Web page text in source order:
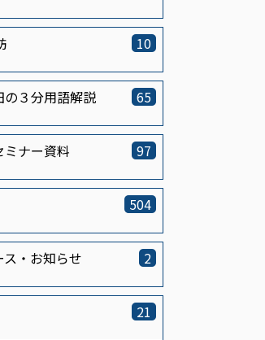
10
の３分用語解説 65
ナー資料 97
504
・お知らせ 2
21